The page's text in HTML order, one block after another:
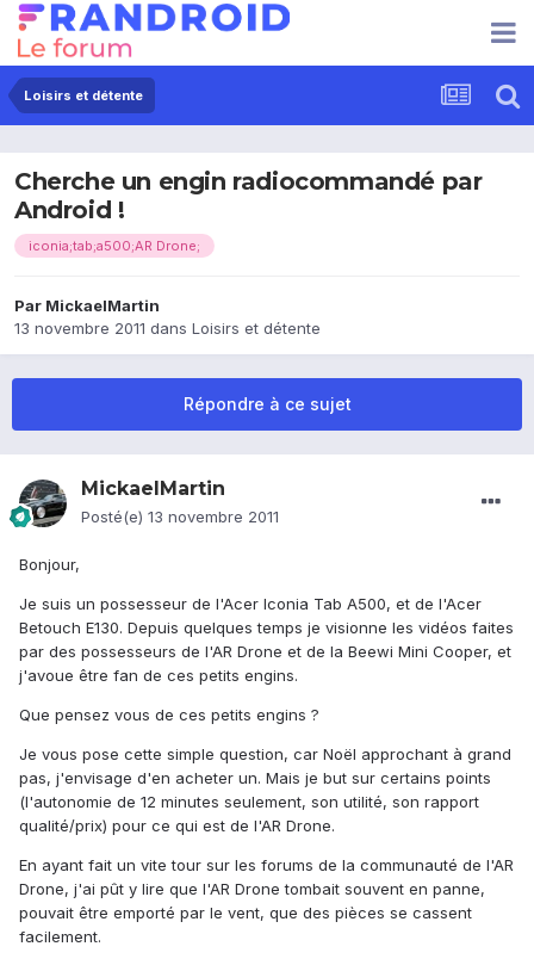
Loisirs et détente
Cherche un engin radiocommandé par
Android !
iconia;tab;a500;AR Drone;
Par MickaelMartin
13 novembre 2011 dans Loisirs et détente
Répondre à ce sujet
MickaelMartin
Posté(e) 13 novembre 2011
Bonjour,
Je suis un possesseur de l'Acer Iconia Tab A500, et de l'Acer
Betouch E130. Depuis quelques temps je visionne les vidéos faites
par des possesseurs de l'AR Drone et de la Beewi Mini Cooper, et
j'avoue être fan de ces petits engins.
Que pensez vous de ces petits engins ?
Je vous pose cette simple question, car Noël approchant à grand
pas, j'envisage d'en acheter un. Mais je but sur certains points
(l'autonomie de 12 minutes seulement, son utilité, son rapport
qualité/prix) pour ce qui est de l'AR Drone.
En ayant fait un vite tour sur les forums de la communauté de l'AR
Drone, j'ai pût y lire que l'AR Drone tombait souvent en panne,
pouvait être emporté par le vent, que des pièces se cassent
facilement.